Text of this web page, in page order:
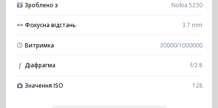
Зроблено з Nokia 5230
Фокусна відстань 3.7 mm
Витримка 30000/1000000
f Діафрагма f/2.8
Значення ISO 128